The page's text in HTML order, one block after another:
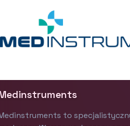
to